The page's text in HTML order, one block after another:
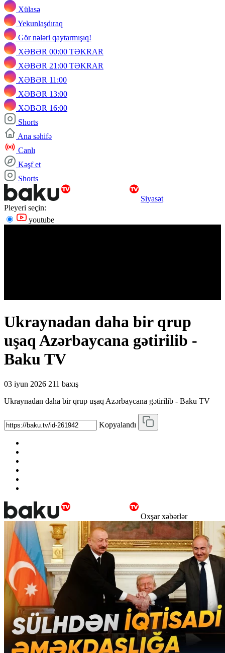
Xülasə
Yekunlaşdıraq
Gör nələri qaytarmışıq!
XƏBƏR 00:00 TƏKRAR
XƏBƏR 21:00 TƏKRAR
XƏBƏR 11:00
XƏBƏR 13:00
XƏBƏR 16:00
Shorts
Ana səhifə
Canlı
Kəşf et
Shorts
Siyasət
Pleyeri seçin:
youtube
Ukraynadan daha bir qrup
uşaq Azərbaycana gətirilib -
Baku TV
03 iyun 2026 211 baxış
Ukraynadan daha bir qrup uşaq Azərbaycana gətirilib - Baku TV
Kopyalandı
Oxşar xəbərlər